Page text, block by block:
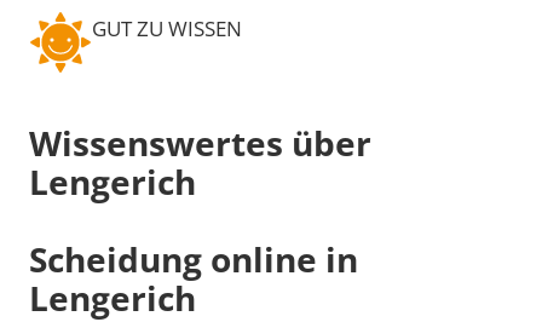
GUT ZU WISSEN
Wissenswertes über
Lengerich
Scheidung online in
Lengerich